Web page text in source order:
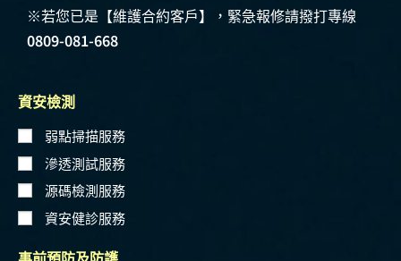
※若您已是【維護合約客戶】，緊急報修請撥打專線
0809-081-668
資安檢測
弱點掃描服務
滲透測試服務
源碼檢測服務
資安健診服務